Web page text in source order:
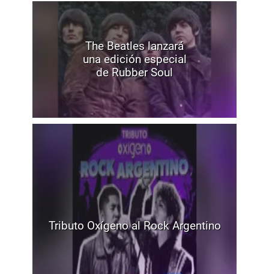
The Beatles lanzará
una edición especial
de Rubber Soul
Tributo Oxígeno al Rock Argentino